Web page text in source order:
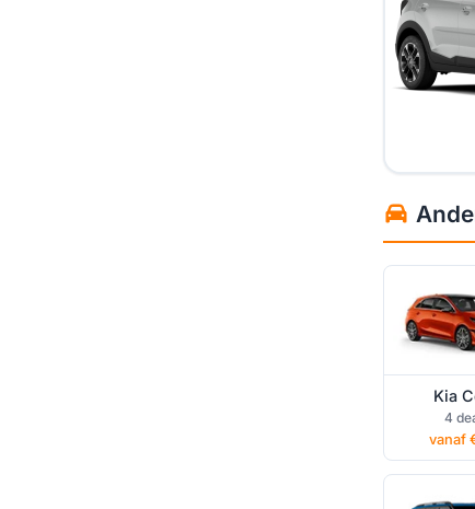
Kia
Kia
4
vanaf
Kia EV9